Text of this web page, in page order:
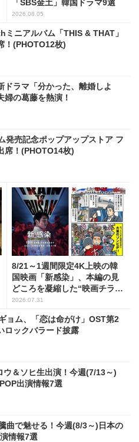
「SBS金土」韓国ドラマ9選
2026.08.05
ニアルバム「THIS & THAT」
！(PHOTO12枚)
ドラマ「分かった、離婚しよ
婦の葛藤を熱演！
発売記念ポップアップストア フ
席！(PHOTO14枚)
8/21～1週間限定4K上映の韓
国映画「新感染」、本編の見
どころを凝縮した“映画チラ見
せマンガ”を公開！
2026.07.31
ョム、「恋は命がけ」OST第2
ロックバラード披露
ウ＆ソヒ生出演！今週(7/13～)
出演情報7選
曲で魅せる！今週(8/3～)日本の
情報7選